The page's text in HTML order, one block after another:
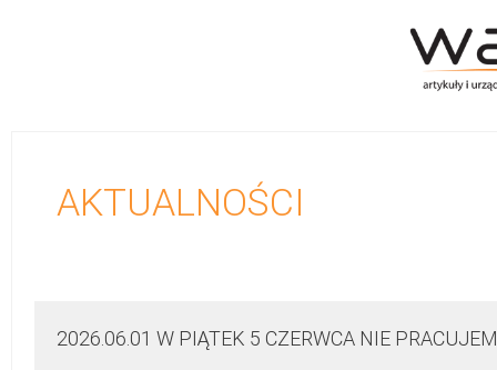
AKTUALNOŚCI
2026.06.01 W PIĄTEK 5 CZERWCA NIE